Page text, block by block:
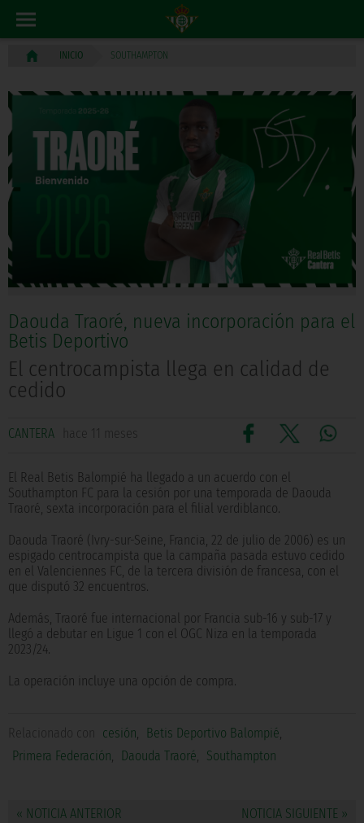
INICIO SOUTHAMPTON
Daouda Traoré, nueva incorporación para el
Betis Deportivo
El centrocampista llega en calidad de
cedido
CANTERA hace 11 meses
El Real Betis Balompié ha llegado a un acuerdo con el
Southampton FC para la cesión por una temporada de Daouda
Traoré, sexta incorporación para el filial verdiblanco.
Daouda Traoré (Ivry-sur-Seine, Francia, 22 de julio de 2006) es un
espigado centrocampista que la campaña pasada estuvo cedido
en el Valenciennes FC, de la tercera división de francesa, con el
que disputó 32 encuentros.
Además, Traoré fue internacional por Francia sub-16 y sub-17 y
llegó a debutar en Ligue 1 con el OGC Niza en la temporada
2023/24.
La operación incluye una opción de compra.
Relacionado con cesión, Betis Deportivo Balompié,
Primera Federación, Daouda Traoré, Southampton
« NOTICIA ANTERIOR NOTICIA SIGUIENTE »